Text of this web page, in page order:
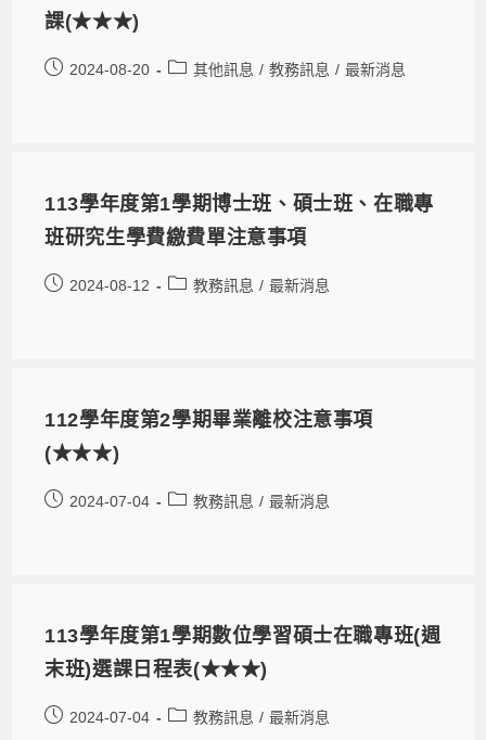
課(★★★)
2024-08-20 其他訊息 / 教務訊息 / 最新消息
113學年度第1學期博士班、碩士班、在職專
班研究生學費繳費單注意事項
2024-08-12 教務訊息 / 最新消息
112學年度第2學期畢業離校注意事項
(★★★)
2024-07-04 教務訊息 / 最新消息
113學年度第1學期數位學習碩士在職專班(週
末班)選課日程表(★★★)
2024-07-04 教務訊息 / 最新消息